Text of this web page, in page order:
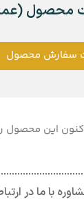
این محصول
با ما در
محصول
سفارش محصول